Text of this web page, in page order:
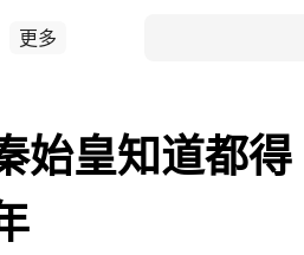
更多
始皇知道都得